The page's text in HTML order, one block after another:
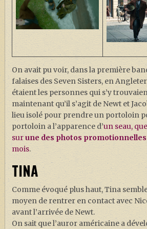
On avait pu voir, dans la première
falaises des Seven Sisters, en
étaient les personnes qui s’y
maintenant qu’il s’agit de Newt et
lieu isolé pour prendre un portoloin
portoloin a l’apparence d’un seau,
surune des photos promotionnelles
mois.
TINA
Comme évoqué plus haut, Tina
moyen de rentrer en contact avec
avant l’arrivée de Newt.
On sait que l’auror américaine a